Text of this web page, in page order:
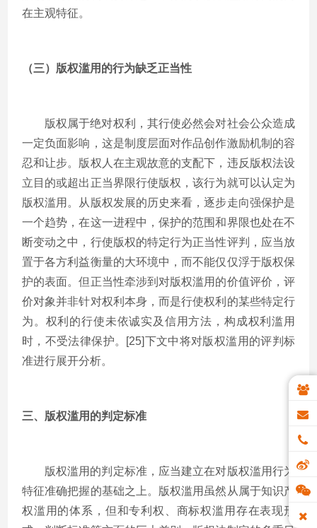
在主观特征。
（三）版权滥用的行为缺乏正当性
版权属于绝对权利，其行使必然会对社会公众造成
一定负面影响，这是制度层面对作品创作激励机制的容
忍和让步。版权人在主观故意的支配下，违反版权法设
立目的或超出正当界限行使版权，该行为就可以认定为
版权滥用。从版权发展的历史来看，逐步走向强保护是
一个趋势，在这一进程中，保护的范围和界限也处在不
断变动之中，行使版权的特定行为正当性评判，应当放
置于各方利益衡量的大环境中，而不能仅仅浮于版权保
护的表面。但正当性牵涉到对版权滥用的价值评价，评
价对象并非针对权利本身，而是行使权利的某些特定行
为。权利的行使未依诚实及信用方法，构成权利滥用
时，不受法律保护。[25]下文中将对版权滥用的评判标
准进行展开分析。
三、版权滥用的判定标准
版权滥用的判定标准，应当建立在对版权滥用行为
特征准确把握的基础之上。版权滥用虽然从属于知识产
权滥用的体系，但和专利权、商标权滥用存在表现形